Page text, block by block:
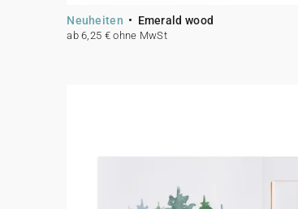
Neuheiten Emerald wood
ab 6,25 € ohne MwSt